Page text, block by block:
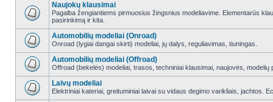
Naujokų klausimai
Pagalba žengiantiems pirmuosius žingsnius modeliavime. Elementarūs
pasirinkimą ir kita.
Automobilių modeliai (Onroad)
Onroad (lygiai dangai skirti) modeliai, jų dalys, reguliavimas, tiuningas.
Automobilių modeliai (Offroad)
Offroad (bekelės) modeliai, trasos, techniniai klausimai, naujovės, modelių
Laivų modeliai
Elektriniai kateriai, greituminiai laivai su vidaus degimo varikliais, jachtos.